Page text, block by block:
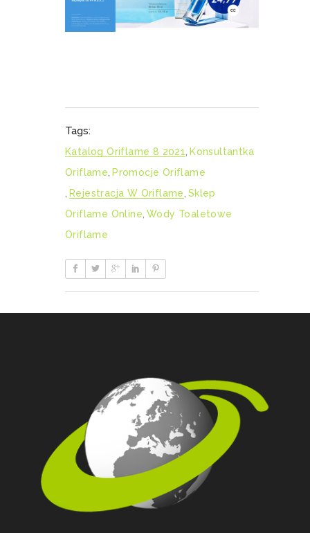
Tags:
Katalog Oriflame 8 2021 Konsultantka
Oriflame Promocje Oriflame
Rejestracja W Oriflame Sklep
Oriflame Online Wody Toaletowe
Oriflame